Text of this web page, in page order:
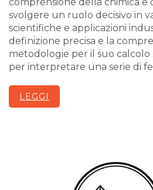
svolgere un ruolo decisivo in
scientifiche e applicazioni
definizione precisa e la
metodologie per il suo
per interpretare una serie di
LEGGI